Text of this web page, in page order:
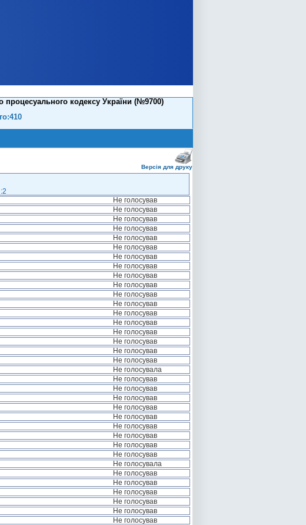
кодексу України (№9700)
Версія для друку
Не голосував
Не голосував
Не голосував
Не голосував
Не голосував
Не голосував
Не голосував
Не голосував
Не голосував
Не голосував
Не голосував
Не голосував
Не голосував
Не голосував
Не голосував
Не голосував
Не голосував
Не голосував
Не голосувала
Не голосував
Не голосував
Не голосував
Не голосував
Не голосував
Не голосував
Не голосував
Не голосував
Не голосував
Не голосувала
Не голосував
Не голосував
Не голосував
Не голосував
Не голосував
Не голосував